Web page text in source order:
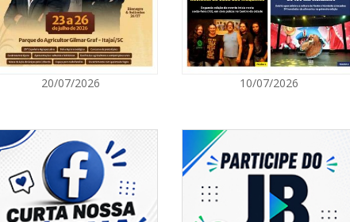
em Florianópolis
GERAL
05/08/2026 | 07:00
energético
NAVEGANTES
05/08/2026 | 07:00
Curta-metragem navegantino estreia no Cineteatro
Carecão com debate sobre direitos da mulher
20/07/2026 10/07/2026